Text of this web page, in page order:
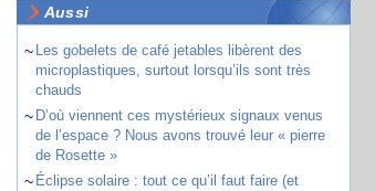
Aussi
~ Les gobelets de café jetables libèrent des
microplastiques, surtout lorsqu’ils sont très
chauds
~ D’où viennent ces mystérieux signaux venus
de l’espace ? Nous avons trouvé leur « pierre
de Rosette »
~ Éclipse solaire : tout ce qu’il faut faire (et